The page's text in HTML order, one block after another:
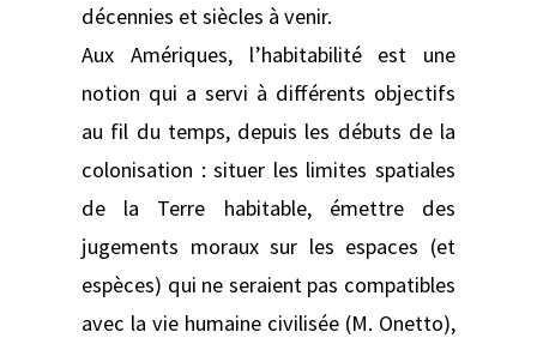
décennies et siècles à venir.
Aux Amériques, l’habitabilité est une
notion qui a servi à différents objectifs
au fil du temps, depuis les débuts de la
colonisation : situer les limites spatiales
de la Terre habitable, émettre des
jugements moraux sur les espaces (et
espèces) qui ne seraient pas compatibles
avec la vie humaine civilisée (M. Onetto),